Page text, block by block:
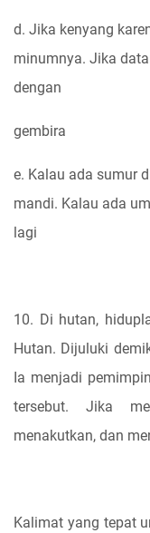
d. Jika kenyang
minumnya. Jika
dengan
gembira
e. Kalau ada sumur
mandi. Kalau ada
lagi
10. Di hutan,
Hutan. Dijuluki
Ia menjadi
tersebut. Jika
menakutkan, dan
Kalimat yang tepat